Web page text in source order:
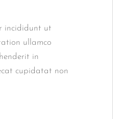
incididunt ut
ullamco
in
cupidatat non